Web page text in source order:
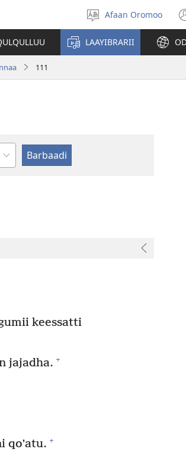
Afaan
filadhu
Afaan Oromoo
LAAYIBRARII
111
keessatti
jajadha. +
qoʼatu. +